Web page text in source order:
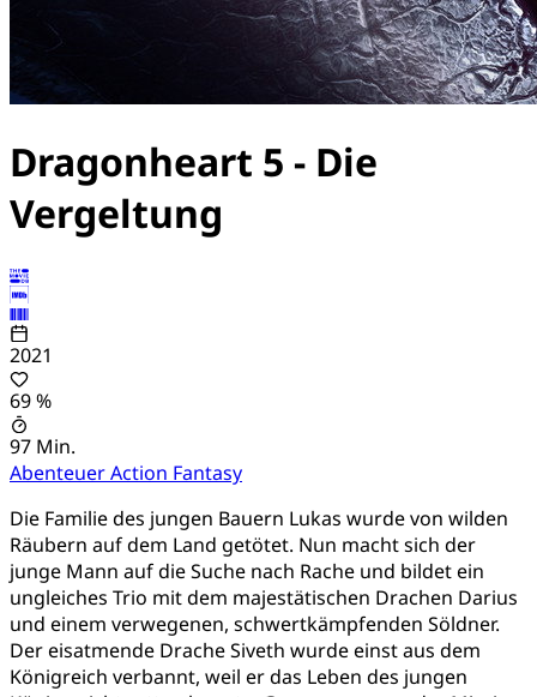
Dragonheart 5 - Die
Vergeltung
2021
69 %
97 Min.
AbenteuerAction Fantasy
Die Familie des jungen Bauern Lukas wurde von wilden
Räubern auf dem Land getötet. Nun macht sich der
junge Mann auf die Suche nach Rache und bildet ein
ungleiches Trio mit dem majestätischen Drachen Darius
und einem verwegenen, schwertkämpfenden Söldner.
Der eisatmende Drache Siveth wurde einst aus dem
Königreich verbannt, weil er das Leben des jungen